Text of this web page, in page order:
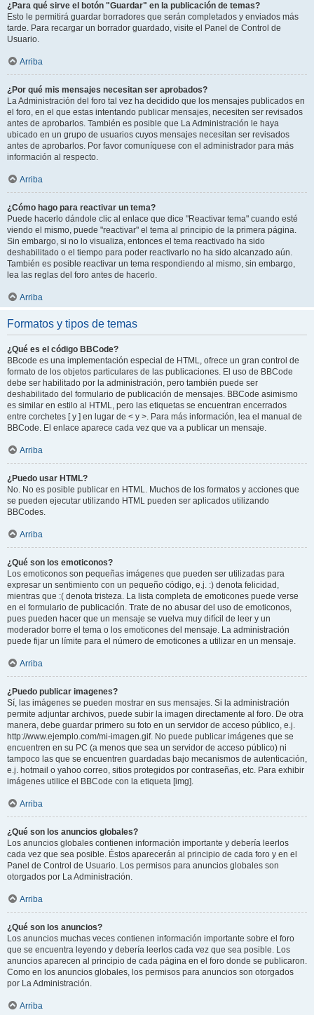
¿Para qué sirve el botón "Guardar" en la publicación de temas?
Esto le permitirá guardar borradores que serán completados y enviados más
tarde. Para recargar un borrador guardado, visite el Panel de Control de
Usuario.
Arriba
¿Por qué mis mensajes necesitan ser aprobados?
La Administración del foro tal vez ha decidido que los mensajes publicados en
el foro, en el que estas intentando publicar mensajes, necesiten ser revisados
antes de aprobarlos. También es posible que La Administración le haya
ubicado en un grupo de usuarios cuyos mensajes necesitan ser revisados
antes de aprobarlos. Por favor comuníquese con el administrador para más
información al respecto.
Arriba
¿Cómo hago para reactivar un tema?
Puede hacerlo dándole clic al enlace que dice "Reactivar tema" cuando esté
viendo el mismo, puede "reactivar" el tema al principio de la primera página.
Sin embargo, si no lo visualiza, entonces el tema reactivado ha sido
deshabilitado o el tiempo para poder reactivarlo no ha sido alcanzado aún.
También es posible reactivar un tema respondiendo al mismo, sin embargo,
lea las reglas del foro antes de hacerlo.
Arriba
Formatos y tipos de temas
¿Qué es el código BBCode?
BBcode es una implementación especial de HTML, ofrece un gran control de
formato de los objetos particulares de las publicaciones. El uso de BBCode
debe ser habilitado por la administración, pero también puede ser
deshabilitado del formulario de publicación de mensajes. BBCode asimismo
es similar en estilo al HTML, pero las etiquetas se encuentran encerrados
entre corchetes [ y ] en lugar de < y >. Para más información, lea el manual de
BBCode. El enlace aparece cada vez que va a publicar un mensaje.
Arriba
¿Puedo usar HTML?
No. No es posible publicar en HTML. Muchos de los formatos y acciones que
se pueden ejecutar utilizando HTML pueden ser aplicados utilizando
BBCodes.
Arriba
¿Qué son los emoticonos?
Los emoticonos son pequeñas imágenes que pueden ser utilizadas para
expresar un sentimiento con un pequeño código, e.j. :) denota felicidad,
mientras que :( denota tristeza. La lista completa de emoticones puede verse
en el formulario de publicación. Trate de no abusar del uso de emoticonos,
pues pueden hacer que un mensaje se vuelva muy difícil de leer y un
moderador borre el tema o los emoticones del mensaje. La administración
puede fijar un límite para el número de emoticones a utilizar en un mensaje.
Arriba
¿Puedo publicar imagenes?
Sí, las imágenes se pueden mostrar en sus mensajes. Si la administración
permite adjuntar archivos, puede subir la imagen directamente al foro. De otra
manera, debe guardar primero su foto en un servidor de acceso público, e.j.
http://www.ejemplo.com/mi-imagen.gif. No puede publicar imágenes que se
encuentren en su PC (a menos que sea un servidor de acceso público) ni
tampoco las que se encuentren guardadas bajo mecanismos de autenticación,
e.j. hotmail o yahoo correo, sitios protegidos por contraseñas, etc. Para exhibir
imágenes utilice el BBCode con la etiqueta [img].
Arriba
¿Qué son los anuncios globales?
Los anuncios globales contienen información importante y debería leerlos
cada vez que sea posible. Éstos aparecerán al principio de cada foro y en el
Panel de Control de Usuario. Los permisos para anuncios globales son
otorgados por La Administración.
Arriba
¿Qué son los anuncios?
Los anuncios muchas veces contienen información importante sobre el foro
que se encuentra leyendo y debería leerlos cada vez que sea posible. Los
anuncios aparecen al principio de cada página en el foro donde se publicaron.
Como en los anuncios globales, los permisos para anuncios son otorgados
por La Administración.
Arriba